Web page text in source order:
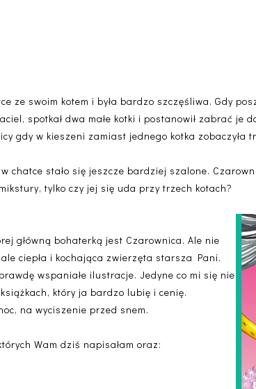
ze swoim kotem i była bardzo szczęśliwa. Gdy
spotkał dwa małe kotki i postanowił zabrać je
gdy w kieszeni zamiast jednego kotka zobaczyła
chatce stało się jeszcze bardziej szalone.
tylko czy jej się uda przy trzech kotach?
główną bohaterką jest Czarownica. Ale nie
ciepła i kochająca zwierzęta starsza Pani.
wspaniałe ilustracje. Jedyne co mi się nie
który ja bardzo lubię i cenię.
na wyciszenie przed snem.
Wam dziś napisałam oraz: